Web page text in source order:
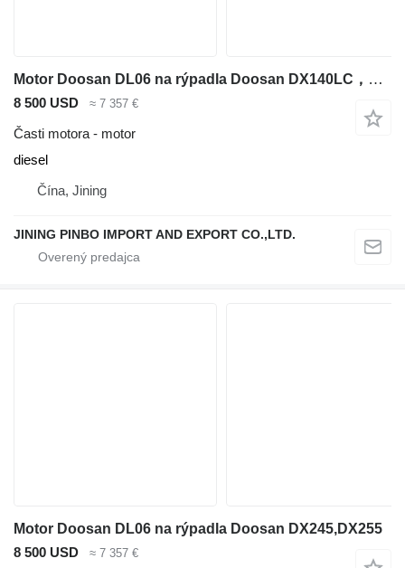
Motor Doosan DL06 na rýpadla Doosan DX140LC，DX160, DX180
8 500 USD ≈ 7 357 €
Časti motora - motor
diesel
Čína, Jining
JINING PINBO IMPORT AND EXPORT CO.,LTD.
Motor Doosan DL06 na rýpadla Doosan DX245,DX255
8 500 USD
≈ 7 357 €